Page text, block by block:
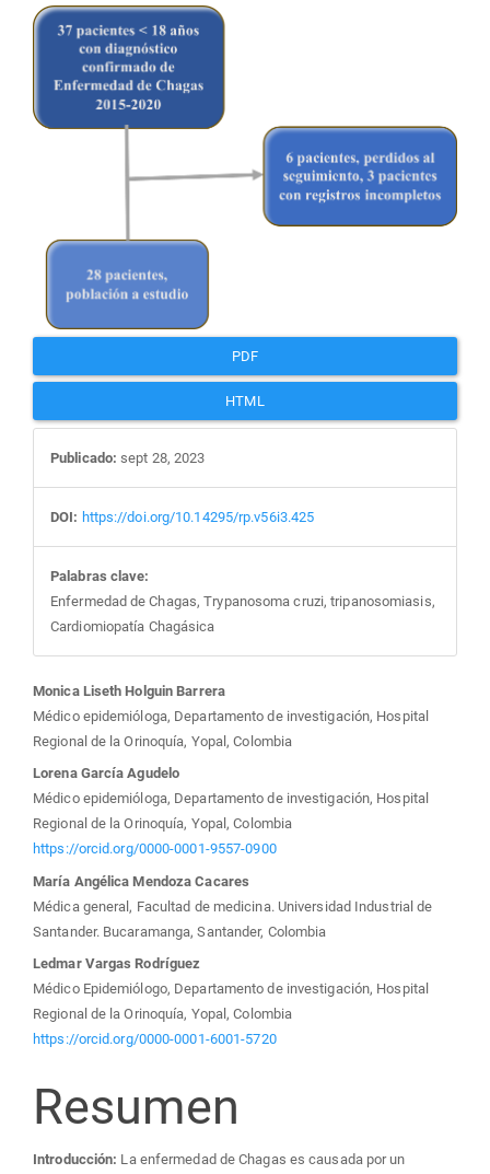
Barra
lateral
del
artículo
PDF
HTML
Publicado: sept 28, 2023
DOI: https://doi.org/10.14295/rp.v56i3.425
Palabras clave:
Enfermedad de Chagas, Trypanosoma cruzi, tripanosomiasis,
Cardiomiopatía Chagásica
Contenido
principal
del
artículo
Monica Liseth Holguin Barrera
Médico epidemióloga, Departamento de investigación, Hospital
Regional de la Orinoquía, Yopal, Colombia
Lorena García Agudelo
Médico epidemióloga, Departamento de investigación, Hospital
Regional de la Orinoquía, Yopal, Colombia
https://orcid.org/0000-0001-9557-0900
María Angélica Mendoza Cacares
Médica general, Facultad de medicina. Universidad Industrial de
Santander. Bucaramanga, Santander, Colombia
Ledmar Vargas Rodríguez
Médico Epidemiólogo, Departamento de investigación, Hospital
Regional de la Orinoquía, Yopal, Colombia
https://orcid.org/0000-0001-6001-5720
Resumen
Introducción: La enfermedad de Chagas es causada por un